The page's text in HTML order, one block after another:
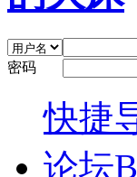
密码
快捷
论坛